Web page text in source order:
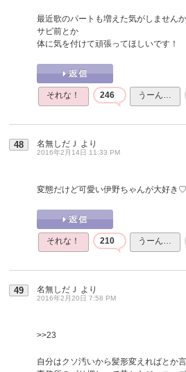
最近歌のパートも増えた気がしません
サビ前とか
体に気を付けて頑張ってほしいです！
それな！ 246 うーん…
48 名無しだＪ より
2016年2月14日 11:33 PM
変態だけど可愛い伊野ちゃんが大好き♡
それな！ 210 うーん…
49 名無しだＪ より
2016年2月20日 7:58 PM
>>23
自分はクソ汚いから髪形変えればとか